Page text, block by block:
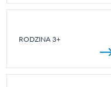
RODZINA 3+